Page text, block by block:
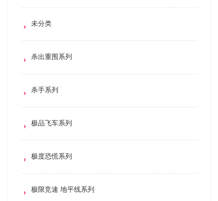
未分类
杀出重围系列
杀手系列
极品飞车系列
极度恐慌系列
极限竞速 地平线系列